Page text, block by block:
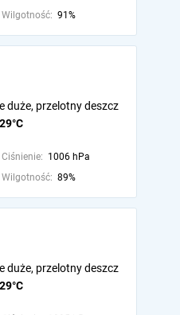
Wilgotność: 91%
29°C
duże, przelotny deszcz
Ciśnienie: 1006 hPa
Wilgotność: 89%
29°C
duże, przelotny deszcz